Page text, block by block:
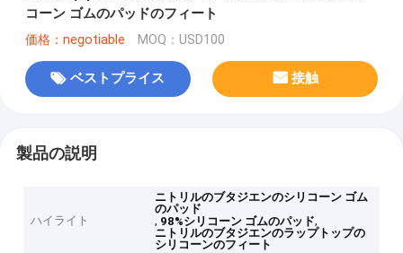
コーン ゴムのパッドのフィート
価格：negotiable MOQ：USD100
ベストプライス 接触
製品の説明
ハイライト
ニトリルのブタジエンのシリコーン ゴム
のパッド
, 98%シリコーン ゴムのパッド,
ニトリルのブタジエンのラップトップの
シリコーンのフィート